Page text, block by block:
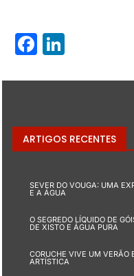
Facebook
ARTIGOS RECENTES
SEVER DO VOUGA: UMA
E A ÁGUA
O SEGREDO LÍQUIDO DE
DE XISTO E ÁGUA PURA
CORUCHE VIVE UM VERÃO
ARTÍSTICA